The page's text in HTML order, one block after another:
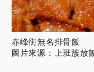
赤峰街無名排骨飯
圖片來源：上班族放